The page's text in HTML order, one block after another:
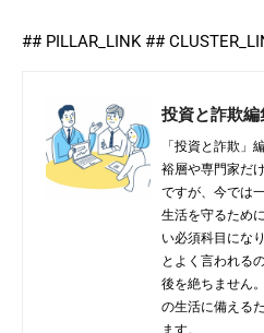
## PILLAR_LINK ##
投資と詐欺編
「投資と詐欺」
裕層や専門家だ
ですが、今では
生活を守るため
い必須科目にな
とよく言われる
後を絶ちません
の生活に備える
ます。